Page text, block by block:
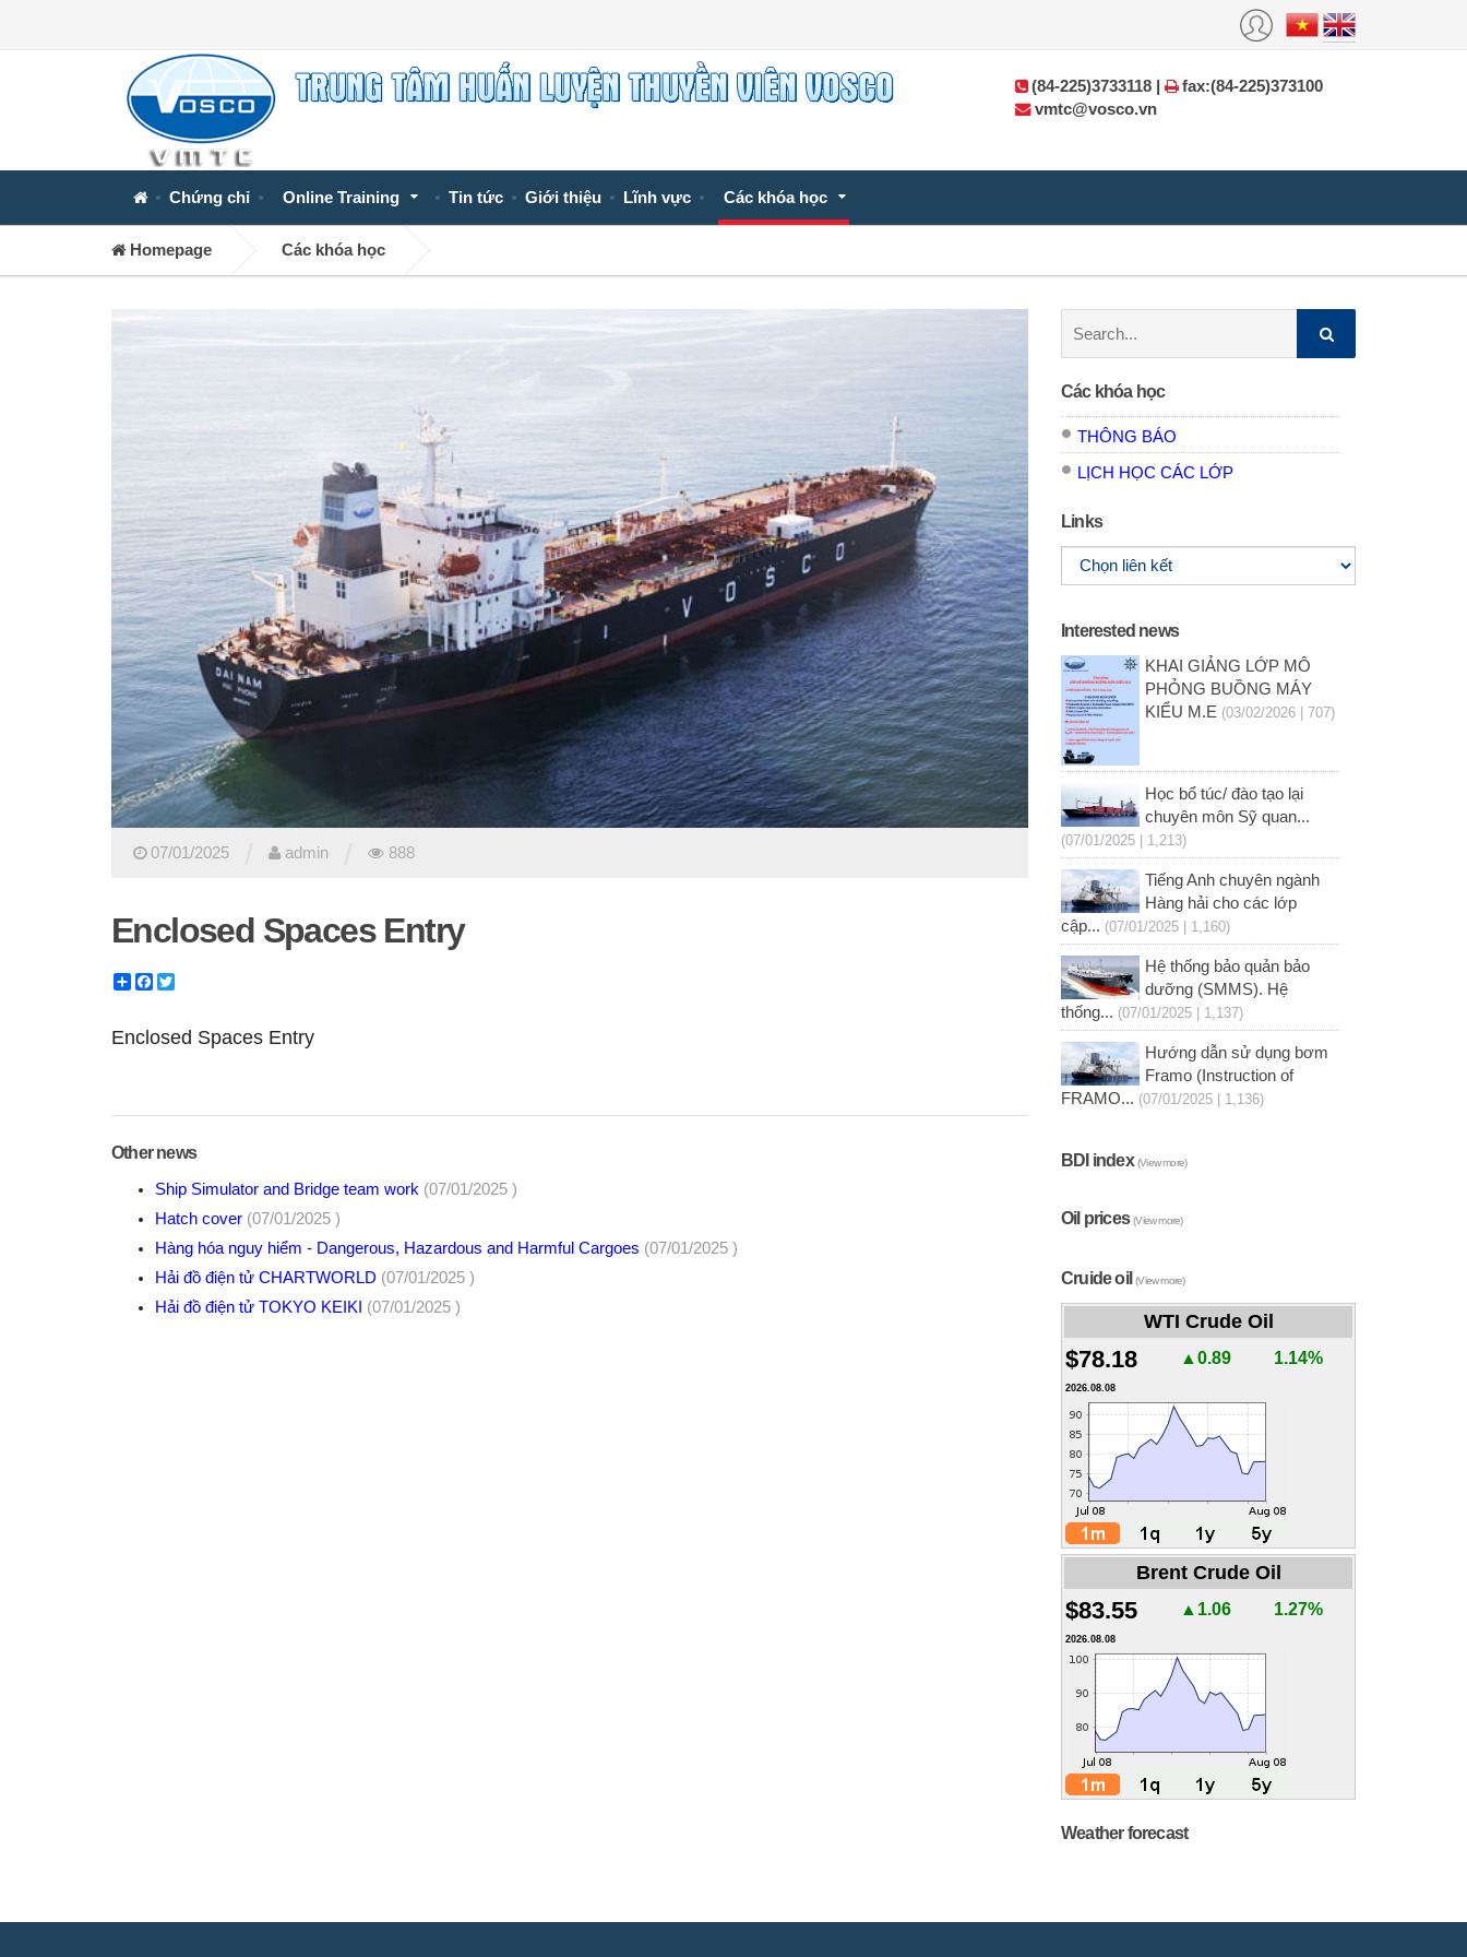
Chứng chỉ Online Training Tin tức Giới thiệu Lĩnh vực Các khóa học
(84-225)3733118 |
fax:(84-225)373100
vmtc@vosco.vn
Homepage Các khóa học
07/01/2025 admin 888
Enclosed Spaces Entry
ShareFacebook
Enclosed Spaces Entry
Other news
Ship Simulator and Bridge team work (07/01/2025 )
Hatch cover (07/01/2025 )
Hàng hóa nguy hiểm - Dangerous, Hazardous and Harmful Cargoes (07/01/2025 )
Hải đồ điện tử CHARTWORLD (07/01/2025 )
Hải đồ điện tử TOKYO KEIKI (07/01/2025 )
Các khóa học
THÔNG BÁO
LỊCH HỌC CÁC LỚP
Links
Interested news
KHAI GIẢNG LỚP MÔ
PHỎNG BUỒNG MÁY
KIỂU M.E (03/02/2026 | 707)
Học bổ túc/ đào tạo lại
chuyên môn Sỹ quan...
(07/01/2025 | 1,213)
Tiếng Anh chuyên ngành
Hàng hải cho các lớp
cập... (07/01/2025 | 1,160)
Hệ thống bảo quản bảo
dưỡng (SMMS). Hệ
thống... (07/01/2025 | 1,137)
Hướng dẫn sử dụng bơm
Framo (Instruction of
FRAMO... (07/01/2025 | 1,136)
BDI index(View more)
Oil prices(View more)
Cruide oil(View more)
WTI Crude Oil
$78.18 ▲0.89 1.14%
2026.08.08
Brent Crude Oil
$83.55 ▲1.06 1.27%
2026.08.08
Weather forecast